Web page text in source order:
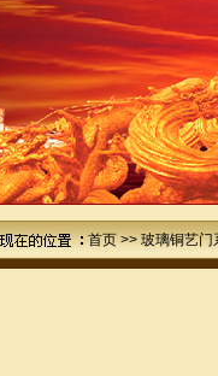
首页>>玻璃铜艺门